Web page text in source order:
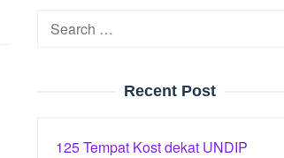
Search
Recent Post
125 Tempat Kost dekat UNDIP